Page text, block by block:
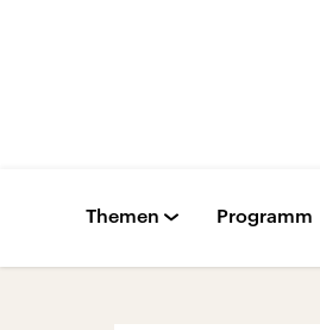
Themen Programm